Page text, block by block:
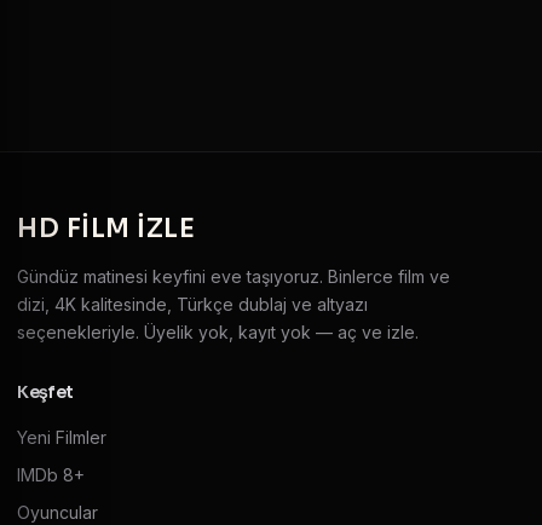
HD FILM IZLE
Gündüz matinesi keyfini eve taşıyoruz. Binlerce film ve
dizi, 4K kalitesinde, Türkçe dublaj ve altyazı
seçenekleriyle. Üyelik yok, kayıt yok — aç ve izle.
Keşfet
Yeni Filmler
IMDb 8+
Oyuncular